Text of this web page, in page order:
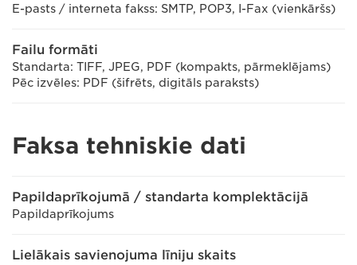
E-pasts / interneta fakss: SMTP, POP3, I-Fax (vienkāršs)
Failu formāti
Standarta: TIFF, JPEG, PDF (kompakts, pārmeklējams)
Pēc izvēles: PDF (šifrēts, digitāls paraksts)
Faksa tehniskie dati
Papildaprīkojumā / standarta komplektācijā
Papildaprīkojums
Lielākais savienojuma līniju skaits